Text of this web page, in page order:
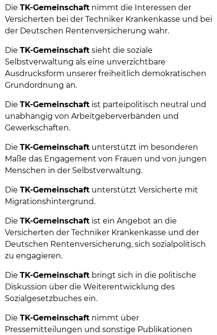
Die TK-Gemeinschaft nimmt die Interessen der
Versicherten bei der Techniker Krankenkasse und bei
der Deutschen Rentenversicherung wahr.
Die TK-Gemeinschaft sieht die soziale
Selbstverwaltung als eine unverzichtbare
Ausdrucksform unserer freiheitlich demokratischen
Grundordnung an.
Die TK-Gemeinschaft ist parteipolitisch neutral und
unabhängig von Arbeitgeberverbänden und
Gewerkschaften.
Die TK-Gemeinschaft unterstützt im besonderen
Maße das Engagement von Frauen und von jungen
Menschen in der Selbstverwaltung.
Die TK-Gemeinschaft unterstützt Versicherte mit
Migrationshintergrund.
Die TK-Gemeinschaft ist ein Angebot an die
Versicherten der Techniker Krankenkasse und der
Deutschen Rentenversicherung, sich sozialpolitisch
zu engagieren.
Die TK-Gemeinschaft bringt sich in die politische
Diskussion über die Weiterentwicklung des
Sozialgesetzbuches ein.
Die TK-Gemeinschaft nimmt über
Pressemitteilungen und sonstige Publikationen